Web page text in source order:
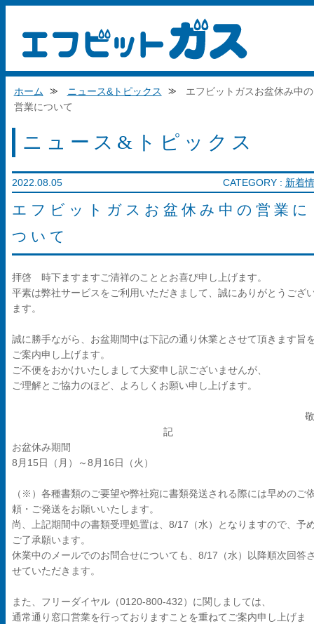
ホーム ニュース&トピックス
エフビットガスお盆休み中の
営業について
ニュース&トピックス
2022.08.05 CATEGORY : 新着
エフビットガスお盆休み中の営業に
ついて
拝啓 時下ますますご清祥のこととお喜び申し上げます。
平素は弊社サービスをご利用いただきまして、誠にありがとうござ
ます。
誠に勝手ながら、お盆期間中は下記の通り休業とさせて頂きます旨
ご案内申し上げます。
ご不便をおかけいたしまして大変申し訳ございませんが、
ご理解とご協力のほど、よろしくお願い申し上げます。
記
お盆休み期間
8月15日（月）～8月16日（火）
（※）各種書類のご要望や弊社宛に書類発送される際には早めのご
頼・ご発送をお願いいたします。
尚、上記期間中の書類受理処置は、8/17（水）となりますので、予
ご了承願います。
休業中のメールでのお問合せについても、8/17（水）以降順次回答
せていただきます。
また、フリーダイヤル（0120-800-432）に関しましては、
通常通り窓口営業を行っておりますことを重ねてご案内申し上げま